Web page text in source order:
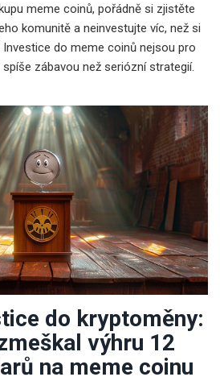
meme coinů, pořádně si zjistěte
komunitě a neinvestujte víc, než si
do meme coinů nejsou pro
zábavou než seriózní strategií.
do kryptoměny:
výhru 12
na meme coinu